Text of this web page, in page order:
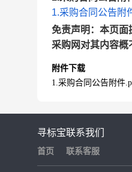
1.采购合同公告附
免责声明：本页面
采购网对其内容概
附件下载
1.采购合同公告附件
寻标宝
首页
联系我们
联系客服